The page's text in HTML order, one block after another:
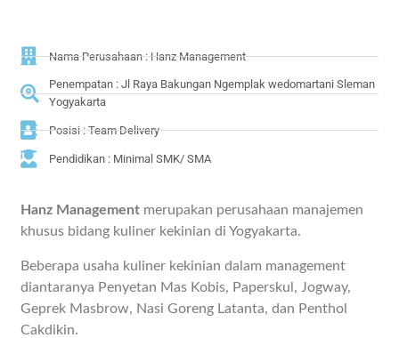
Nama Perusahaan : Hanz Management
Penempatan : Jl Raya Bakungan Ngemplak wedomartani Sleman
Yogyakarta
Posisi : Team Delivery
Pendidikan : Minimal SMK/ SMA
Hanz Management merupakan perusahaan manajemen
khusus bidang kuliner kekinian di Yogyakarta.
Beberapa usaha kuliner kekinian dalam management
diantaranya Penyetan Mas Kobis, Paperskul, Jogway,
Geprek Masbrow, Nasi Goreng Latanta, dan Penthol
Cakdikin.